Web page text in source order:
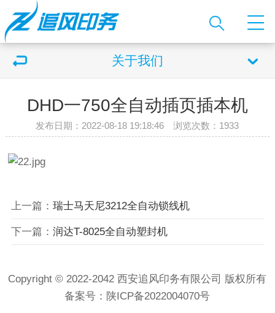
关于我们
DHD一750全自动插页插本机
发布日期：2022-08-18 19:18:46 浏览次数： 1933
上一篇： 瑞士马天尼3212全自动锁线机
下一篇： 润达T-8025全自动塑封机
Copyright © 2022-2042 西安追风印务有限公司 版权所有
备案号： 陕ICP备2022004070号